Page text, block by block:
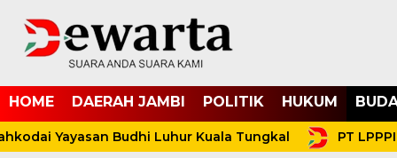
HOME DAERAH JAMBI POLITIK HUKUM
Yayasan Budhi Luhur Kuala Tungkal PT LPPPI